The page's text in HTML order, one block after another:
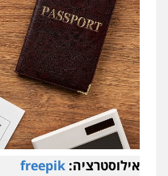
אילוסטרציה: freepik